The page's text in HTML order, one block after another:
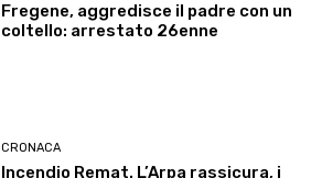
Fregene, aggredisce il padre con un
coltello: arrestato 26enne
CRONACA
Incendio Remat. L’Arpa rassicura, i